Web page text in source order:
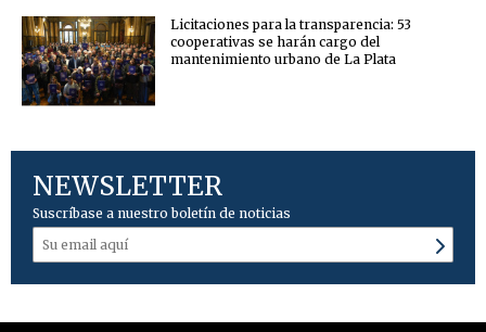
Licitaciones para la transparencia: 53
cooperativas se harán cargo del
mantenimiento urbano de La Plata
NEWSLETTER
Suscríbase a nuestro boletín de noticias